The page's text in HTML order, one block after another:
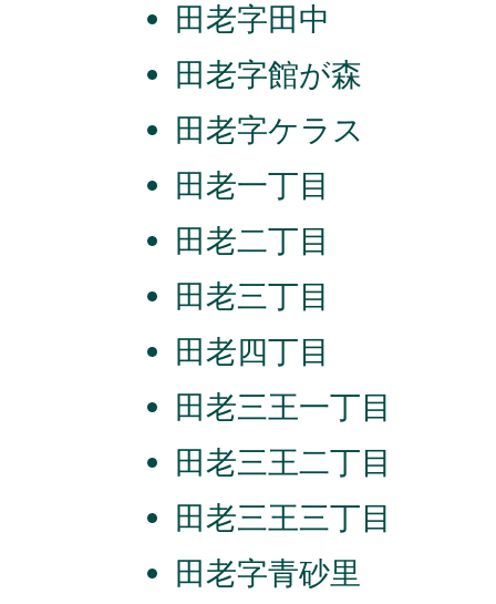
田老字田中
田老字館が森
田老字ケラス
田老一丁目
田老二丁目
田老三丁目
田老四丁目
田老三王一丁目
田老三王二丁目
田老三王三丁目
田老字青砂里